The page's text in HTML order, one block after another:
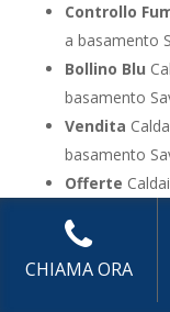
Controllo
a basamento
Bollino Blu
basamento
Vendita
basamento
Offerte
UTILIZZA IL
CHIAMA ORA